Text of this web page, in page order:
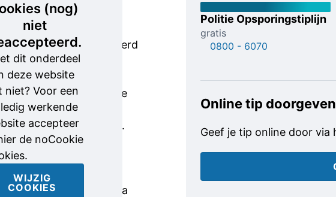
(nog)
niet
dit onderdeel
deze website
niet? Voor een
werkende
accepteer
de noCookie
WIJZIG
COOKIES
overval
tweehonderd
meter
verderop
een blauwe
scooter
zien staan.
Die was
merk Gilera
Politie Opsporingstiplijn
gratis
0800 - 6070
Online tip doorgeven
Geef je tip online door